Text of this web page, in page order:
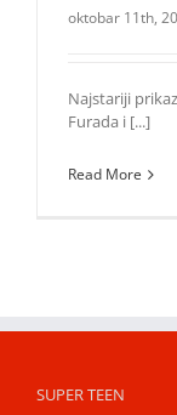
oktobar 11th,
Najstariji
Furada i [...]
Read More
SUPER TEEN